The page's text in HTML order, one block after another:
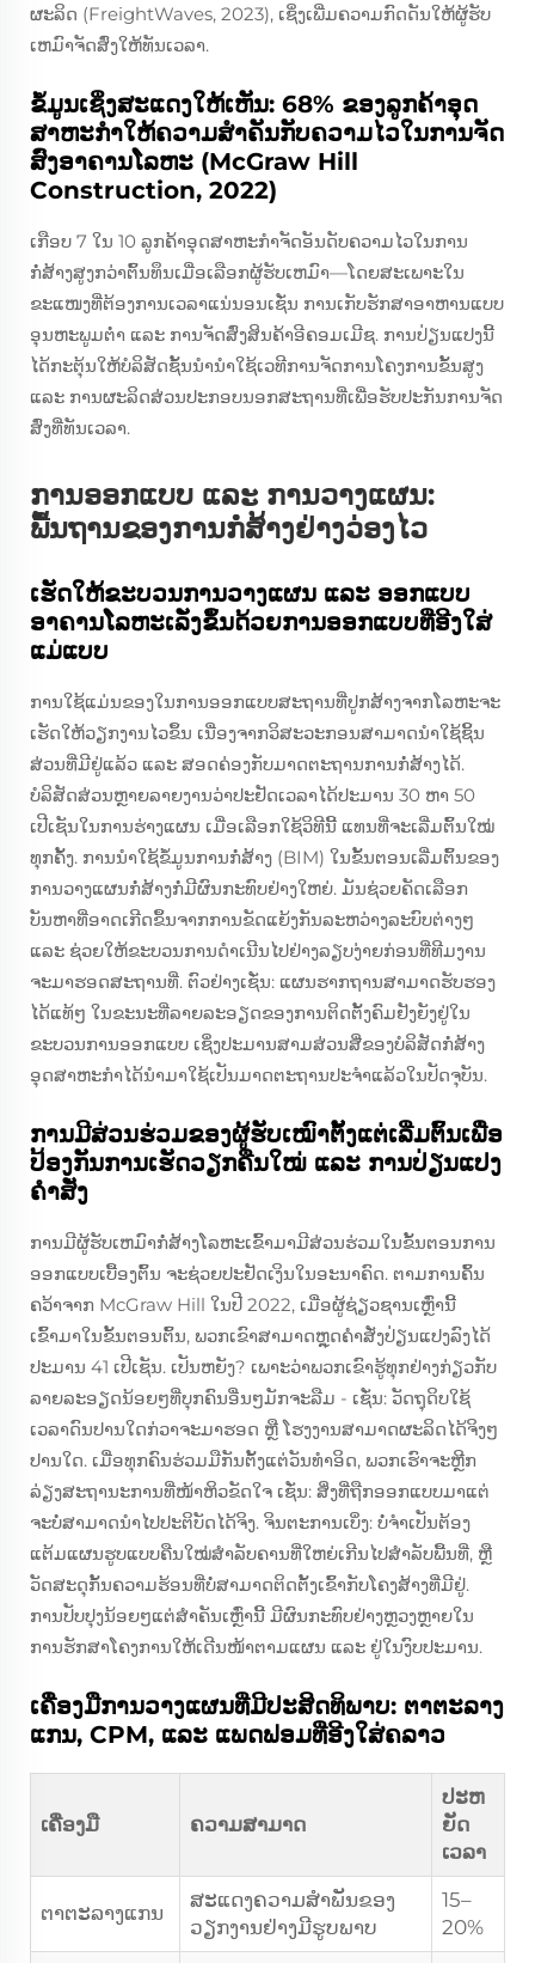
ຜະລິດ (FreightWaves, 2023), ເຊິ່ງເພີ່ມຄວາມກົດດັນໃຫ້ຜູ້ຮັບ
ເຫມົາຈັດສົ່ງໃຫ້ທັນເວລາ.
ຂໍ້ມູນເຊິ່ງສະແດງໃຫ້ເຫັນ: 68% ຂອງລູກຄ້າອຸດ
ສາຫະກໍາໃຫ້ຄວາມສຳຄັນກັບຄວາມໄວໃນການຈັດ
ສົ່ງອາຄານໂລຫະ (McGraw Hill
Construction, 2022)
ເກືອບ 7 ໃນ 10 ລູກຄ້າອຸດສາຫະກໍາຈັດອັນດັບຄວາມໄວໃນການ
ກໍ່ສ້າງສູງກວ່າຕົ້ນທຶນເມື່ອເລືອກຜູ້ຮັບເຫມົາ—ໂດຍສະເພາະໃນ
ຂະແໜງທີ່ຕ້ອງການເວລາແນ່ນອນເຊັ່ນ ການເກັບຮັກສາອາຫານແບບ
ອຸນຫະພູມຕ່ຳ ແລະ ການຈັດສົ່ງສິນຄ້າອີຄອມເມີຊ. ການປ່ຽນແປງນີ້
ໄດ້ກະຕຸ້ນໃຫ້ບໍລິສັດຊັ້ນນຳນຳໃຊ້ເວທີການຈັດການໂຄງການຂັ້ນສູງ
ແລະ ການຜະລິດສ່ວນປະກອບນອກສະຖານທີ່ເພື່ອຮັບປະກັນການຈັດ
ສົ່ງທີ່ທັນເວລາ.
ການອອກແບບ ແລະ ການວາງແຜນ:
ພື້ນຖານຂອງການກໍ່ສ້າງຢ່າງວ່ອງໄວ
ເຮັດໃຫ້ຂະບວນການວາງແຜນ ແລະ ອອກແບບ
ອາຄານໂລຫະເລັ່ງຂຶ້ນດ້ວຍການອອກແບບທີ່ອີງໃສ່
ແມ່ແບບ
ການໃຊ້ແມ່ນຂອງໃນການອອກແບບສະຖານທີ່ປູກສ້າງຈາກໂລຫະຈະ
ເຮັດໃຫ້ວຽກງານໄວຂຶ້ນ ເນື່ອງຈາກວິສະວະກອນສາມາດນຳໃຊ້ຊິ້ນ
ສ່ວນທີ່ມີຢູ່ແລ້ວ ແລະ ສອດຄ່ອງກັບມາດຕະຖານການກໍ່ສ້າງໄດ້.
ບໍລິສັດສ່ວນຫຼາຍລາຍງານວ່າປະຢັດເວລາໄດ້ປະມານ 30 ຫາ 50
ເປີເຊັນໃນການຮ່າງແຜນ ເມື່ອເລືອກໃຊ້ວິທີນີ້ ແທນທີ່ຈະເລີ່ມຕົ້ນໃໝ່
ທຸກຄັ້ງ. ການນຳໃຊ້ຂໍ້ມູນການກໍ່ສ້າງ (BIM) ໃນຂັ້ນຕອນເລີ່ມຕົ້ນຂອງ
ການວາງແຜນກໍ່ສ້າງກໍ່ມີຜົນກະທົບຢ່າງໃຫຍ່. ມັນຊ່ວຍຄັດເລືອກ
ບັນຫາທີ່ອາດເກີດຂຶ້ນຈາກການຂັດແຍ້ງກັນລະຫວ່າງລະບົບຕ່າງໆ
ແລະ ຊ່ວຍໃຫ້ຂະບວນການດຳເນີນໄປຢ່າງລຽບງ່າຍກ່ອນທີ່ທີມງານ
ຈະມາຮອດສະຖານທີ່. ຕົວຢ່າງເຊັ່ນ: ແຜນຮາກຖານສາມາດຮັບຮອງ
ໄດ້ແທ້ໆ ໃນຂະນະທີ່ລາຍລະອຽດຂອງການຕິດຕັ້ງຄົມຢັງຍັງຢູ່ໃນ
ຂະບວນການອອກແບບ ເຊິ່ງປະມານສາມສ່ວນສີ່ຂອງບໍລິສັດກໍ່ສ້າງ
ອຸດສາຫະກຳໄດ້ນຳມາໃຊ້ເປັນມາດຕະຖານປະຈຳແລ້ວໃນປັດຈຸບັນ.
ການມີສ່ວນຮ່ວມຂອງຜູ້ຮັບເໝົາຕັ້ງແຕ່ເລີ່ມຕົ້ນເພື່ອ
ປ້ອງກັນການເຮັດວຽກຄືນໃໝ່ ແລະ ການປ່ຽນແປງ
ຄຳສັ່ງ
ການມີຜູ້ຮັບເຫມົາກໍ່ສ້າງໂລຫະເຂົ້າມາມີສ່ວນຮ່ວມໃນຂັ້ນຕອນການ
ອອກແບບເບື້ອງຕົ້ນ ຈະຊ່ວຍປະຢັດເງິນໃນອະນາຄົດ. ຕາມການຄົ້ນ
ຄວ້າຈາກ McGraw Hill ໃນປີ 2022, ເມື່ອຜູ້ຊ່ຽວຊານເຫຼົ່ານີ້
ເຂົ້າມາໃນຂັ້ນຕອນຕົ້ນ, ພວກເຂົາສາມາດຫຼຸດຄໍາສັ່ງປ່ຽນແປງລົງໄດ້
ປະມານ 41 ເປີເຊັນ. ເປັນຫຍັງ? ເພາະວ່າພວກເຂົາຮູ້ທຸກຢ່າງກ່ຽວກັບ
ລາຍລະອຽດນ້ອຍໆທີ່ບຸກຄົນອື່ນໆມັກຈະລືມ - ເຊັ່ນ: ວັດຖຸດິບໃຊ້
ເວລາດົນປານໃດກ່ວາຈະມາຮອດ ຫຼື ໂຮງງານສາມາດຜະລິດໄດ້ຈິງໆ
ປານໃດ. ເມື່ອທຸກຄົນຮ່ວມມືກັນຕັ້ງແຕ່ວັນທໍາອິດ, ພວກເຮົາຈະຫຼີກ
ລ່ຽງສະຖານະການທີ່ໜ້າຫິວຂັດໃຈ ເຊັ່ນ: ສິ່ງທີ່ຖືກອອກແບບມາແຕ່
ຈະບໍ່ສາມາດນໍາໄປປະຕິບັດໄດ້ຈິງ. ຈິນຕະການເບິ່ງ: ບໍ່ຈໍາເປັນຕ້ອງ
ແຕ້ມແຜນຮູບແບບຄືນໃໝ່ສໍາລັບຄານທີ່ໃຫຍ່ເກີນໄປສໍາລັບພື້ນທີ່, ຫຼື
ວັດສະດຸກັ້ນຄວາມຮ້ອນທີ່ບໍ່ສາມາດຕິດຕັ້ງເຂົ້າກັບໂຄງສ້າງທີ່ມີຢູ່.
ການປັບປຸງນ້ອຍໆແຕ່ສໍາຄັນເຫຼົ່ານີ້ ມີຜົນກະທົບຢ່າງຫຼວງຫຼາຍໃນ
ການຮັກສາໂຄງການໃຫ້ເດີນໜ້າຕາມແຜນ ແລະ ຢູ່ໃນງົບປະມານ.
ເຄື່ອງມືການວາງແຜນທີ່ມີປະສິດທິພາບ: ຕາຕະລາງ
ແກນ, CPM, ແລະ ແພດຟອມທີ່ອີງໃສ່ຄລາວ
ເຄື່ອງມື ຄວາມສາມາດ
ປະຫ
ຍັດ
ເວລາ
ຕາຕະລາງແກນ
ສະແດງຄວາມສໍາພັນຂອງ
ວຽກງານຢ່າງມີຮູບພາບ
15–
20%